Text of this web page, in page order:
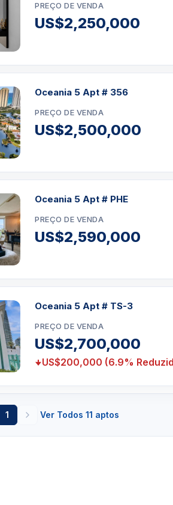
PREÇO DE VENDA
US$2,250,000
Oceania 5 Apt # 356
PREÇO DE VENDA
US$2,500,000
Oceania 5 Apt # PHE
PREÇO DE VENDA
US$2,590,000
Oceania 5 Apt # TS-3
PREÇO DE VENDA
US$2,700,000
US$200,000 (6.9%
1 Ver Todos 11 aptos